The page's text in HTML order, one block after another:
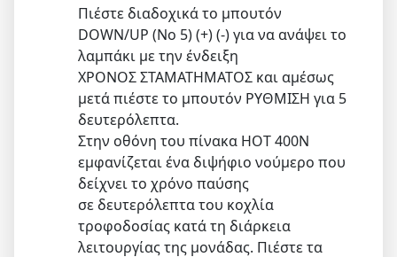
Πιέστε διαδοχικά το μπουτόν
DOWN/UP (Νο 5) (+) (-) για να ανάψει το
λαμπάκι με την ένδειξη
ΧΡΟΝΟΣ ΣΤΑΜΑΤΗΜΑΤΟΣ και αμέσως
μετά πιέστε το μπουτόν ΡΥΘΜΙΣΗ για 5
δευτερόλεπτα.
Στην οθόνη του πίνακα HOT 400N
εμφανίζεται ένα διψήφιο νούμερο που
δείχνει το χρόνο παύσης
σε δευτερόλεπτα του κοχλία
τροφοδοσίας κατά τη διάρκεια
λειτουργίας της μονάδας. Πιέστε τα